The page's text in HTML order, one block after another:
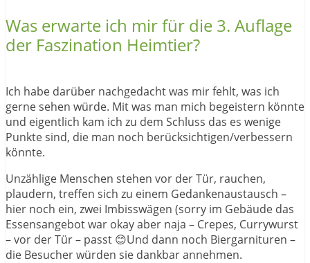
Was erwarte ich mir für die 3. Auflage
der Faszination Heimtier?
Ich habe darüber nachgedacht was mir fehlt, was ich
gerne sehen würde. Mit was man mich begeistern könnte
und eigentlich kam ich zu dem Schluss das es wenige
Punkte sind, die man noch berücksichtigen/verbessern
könnte.
Unzählige Menschen stehen vor der Tür, rauchen,
plaudern, treffen sich zu einem Gedankenaustausch –
hier noch ein, zwei Imbisswägen (sorry im Gebäude das
Essensangebot war okay aber naja – Crepes, Currywurst
– vor der Tür – passt 😊Und dann noch Biergarnituren –
die Besucher würden sie dankbar annehmen.